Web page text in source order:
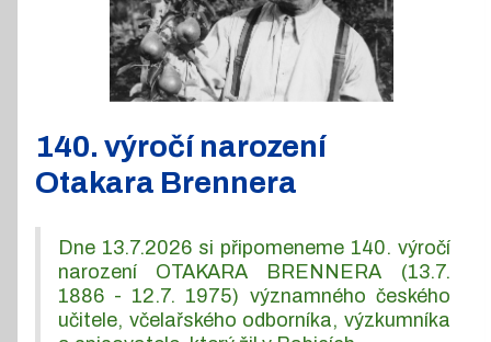
140. výročí narození
Otakara Brennera
Dne 13.7.2026 si připomeneme 140. výročí
narození OTAKARA BRENNERA (13.7.
1886 - 12.7. 1975) významného českého
učitele, včelařského odborníka, výzkumníka